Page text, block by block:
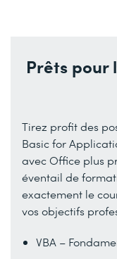
Prêts pour
Tirez profit des
Basic for
avec Office plus
éventail de
exactement le
vos objectifs
VBA –